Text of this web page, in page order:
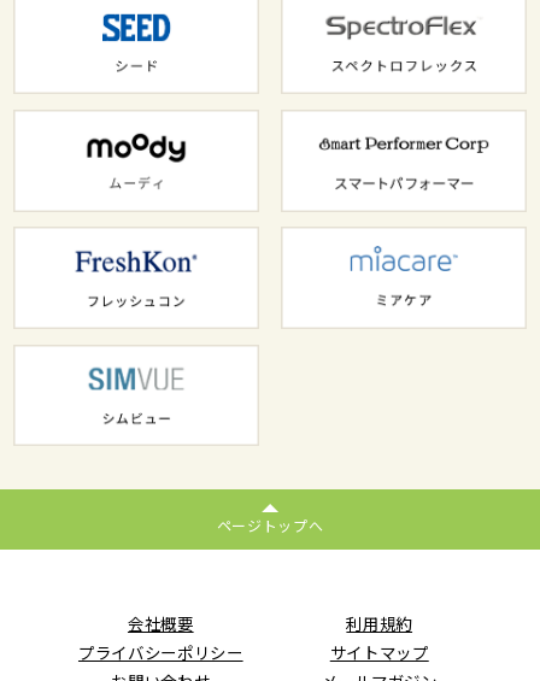
ページトップへ
会社概要
利用規約
プライバシーポリシー
サイトマップ